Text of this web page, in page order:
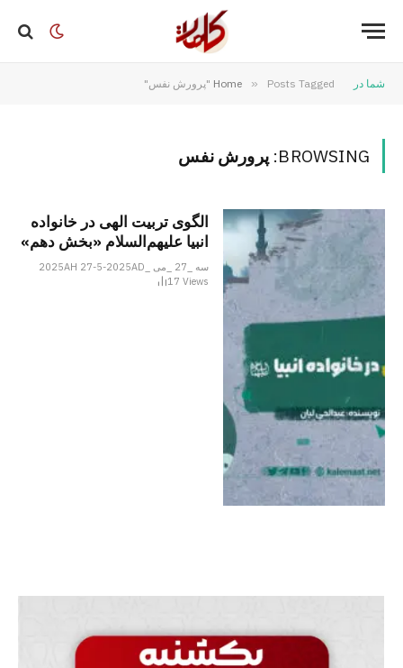
شما در Home » Posts Tagged "پرورش نفس"
BROWSING: پرورش نفس
الگوی تربیت الهی در خانواده
انبیا علیهم‌السلام «بخش دهم»
سه _27 _می _2025AH 27-5-2025AD
17Views